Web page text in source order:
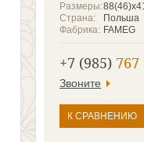
Размеры:
Польша
Страна:
FAMEG
Фабрика:
+7 (985) 767
Звоните
К СРАВНЕНИЮ